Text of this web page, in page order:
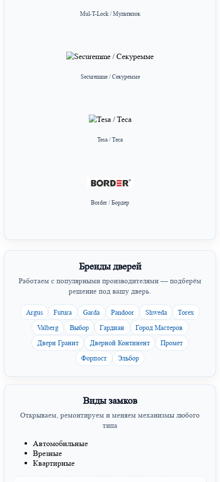
Mul-T-Lock / Мультилок
Securemme / Секуремме
Tesa / Теса
Border / Бордер
Бренды дверей
Работаем с популярными производителями — подберём
решение под вашу дверь.
Argus Futura Garda Pandoor Shweda
Torex
Valberg
Выбор Гардиан
Город Мастеров
Двери Гранит
Дверной Континент
Промет
Форпост
Эльбор
Виды замков
Открываем, ремонтируем и меняем механизмы любого
типа
Автомобильные
Врезные
Квартирные